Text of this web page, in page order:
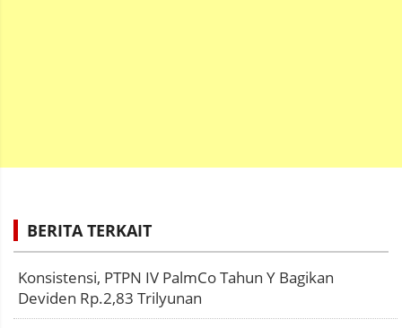
BERITA TERKAIT
Konsistensi, PTPN IV PalmCo Tahun Y Bagikan
Deviden Rp.2,83 Trilyunan